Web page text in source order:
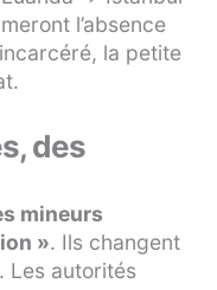
l’absence
la petite
des
mineurs
». Ils changent
Les autorités